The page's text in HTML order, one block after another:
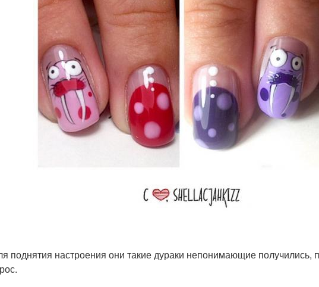
поднятия настроения они такие дураки непонимающие получились,